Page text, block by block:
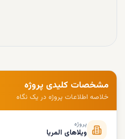
مشخصات کلیدی پروژه
خلاصه اطلاعات پروژه در یک نگاه
پروژه
ویلاهای المریا